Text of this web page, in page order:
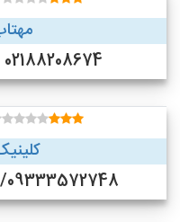
02188208674 - 09006100115 (تهران)
09333072748/